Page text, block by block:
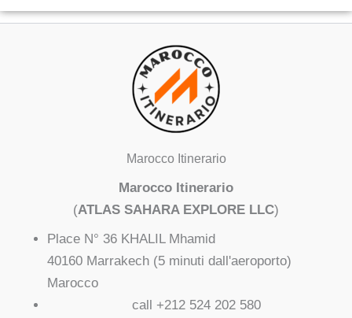
Marocco Itinerario
Marocco Itinerario
(ATLAS SAHARA EXPLORE LLC)
Place N° 36 KHALIL Mhamid
40160 Marrakech (5 minuti dall'aeroporto)
Marocco
call +212 524 202 580